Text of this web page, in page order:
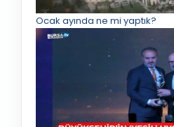
Ocak ayında ne mi yaptık?